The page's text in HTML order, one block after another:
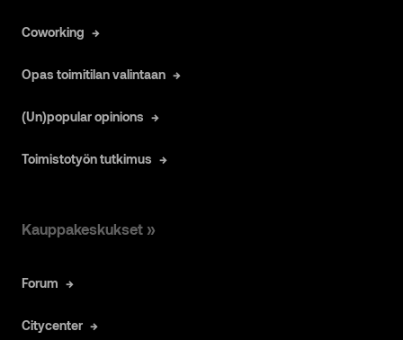
Coworking
Opas toimitilan valintaan
(Un)popular opinions
Toimistotyön tutkimus
Kauppakeskukset »
Forum
Citycenter